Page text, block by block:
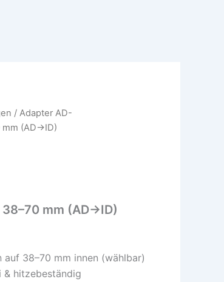
/Adapter AD-
mm (AD→ID)
mm (AD→ID)
38–70 mm innen (wählbar)
& hitzebeständig